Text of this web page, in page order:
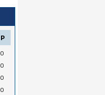
P
0
0
0
0